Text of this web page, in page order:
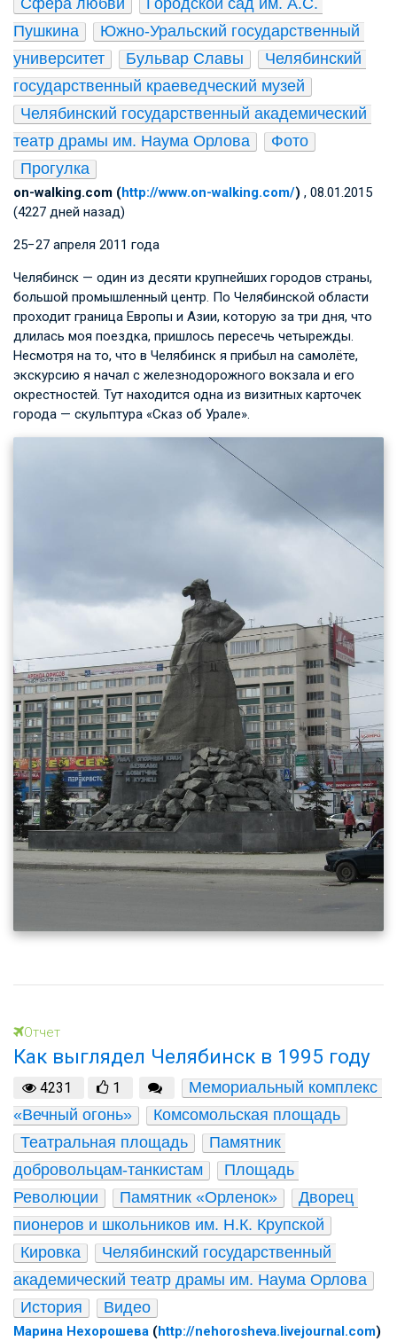
Пушкина
Южно-Уральский государственный
университет
Бульвар Славы
Челябинский
государственный краеведческий музей
Челябинский государственный академический
театр драмы им. Наума Орлова
Фото
Прогулка
on-walking.com (http://www.on-walking.com/) , 08.01.2015
(4227 дней назад)
25−27 апреля 2011 года
Челябинск — один из десяти крупнейших городов страны,
большой промышленный центр. По Челябинской области
проходит граница Европы и Азии, которую за три дня, что
длилась моя поездка, пришлось пересечь четырежды.
Несмотря на то, что в Челябинск я прибыл на самолёте,
экскурсию я начал с железнодорожного вокзала и его
окрестностей. Тут находится одна из визитных карточек
города — скульптура «Сказ об Урале».
Отчет
Как выглядел Челябинск в 1995 году
4231 1
Мемориальный комплекс
«Вечный огонь»
Комсомольская площадь
Театральная площадь
Памятник
добровольцам-танкистам
Площадь
Революции
Памятник «Орленок»
Дворец
пионеров и школьников им. Н.К. Крупской
Кировка
Челябинский государственный
академический театр драмы им. Наума Орлова
История
Видео
Марина Нехорошева (http://nehorosheva.livejournal.com)